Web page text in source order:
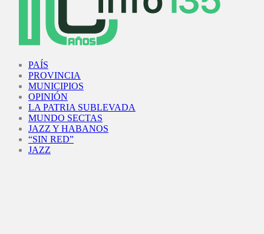
PAÍS
PROVINCIA
MUNICIPIOS
OPINIÓN
LA PATRIA SUBLEVADA
MUNDO SECTAS
JAZZ Y HABANOS
“SIN RED”
JAZZ